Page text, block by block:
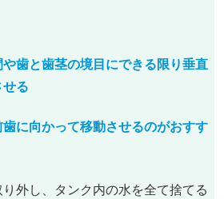
歯と歯茎の境目にできる限り垂直
せる
に向かって移動させるのがおすす
外し、タンク内の水を全て捨てる